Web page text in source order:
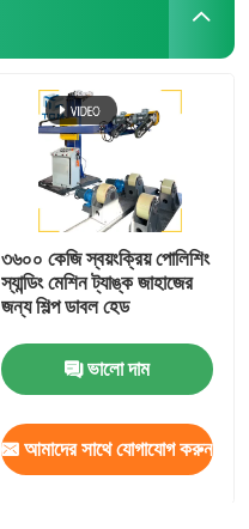
৩৬০০ কেজি স্বয়ংক্রিয় পোলিশিং
স্যান্ডিং মেশিন ট্যাঙ্ক জাহাজের
জন্য শিল্প ডাবল হেড
ভালো দাম
আমাদের সাথে যোগাযোগ করুন